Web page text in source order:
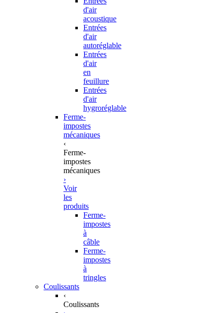
d'air
acoustique
Entrées
d'air
autoréglable
Entrées
d'air
en
feuillure
Entrées
d'air
hygroréglable
Ferme-
impostes
mécaniques
‹
Ferme-
impostes
mécaniques
›
Voir
les
produits
Ferme-
impostes
à
câble
Ferme-
impostes
à
tringles
Coulissants
‹
Coulissants